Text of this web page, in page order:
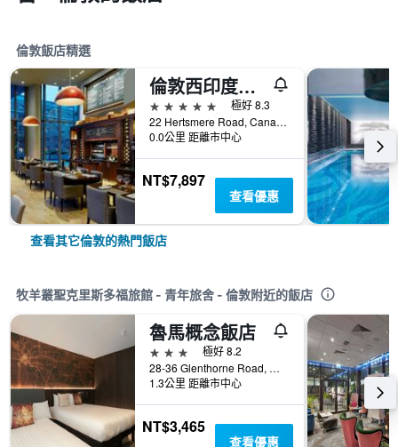
倫敦飯店精選
倫敦西印度碼頭萬豪酒店
5星級
極好 8.3
22 Hertsmere Road, Canary Wharf, 倫敦, 英國
0.0公里 距離市中心
NT$7,897
查看優惠
查看其它倫敦的熱門飯店
牧羊叢聖克里斯多福旅館 - 青年旅舍 - 倫敦附近的飯店
魯馬概念飯店
3星級
極好 8.2
28-36 Glenthorne Road, 倫敦, 英國
1.3公里 距離市中心
NT$3,465
查看優惠